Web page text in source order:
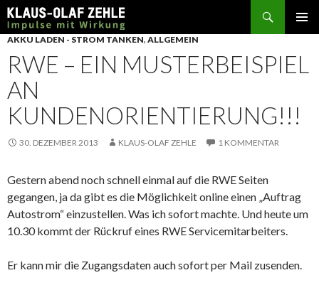
Suchen
SPRINGE
ZUM
INHALT
AKKU LADEN - STROM TANKEN, ALLGEMEIN
RWE – EIN MUSTERBEISPIEL
AN
KUNDENORIENTIERUNG!!!
30. DEZEMBER 2013 KLAUS-OLAF ZEHLE 1 KOMMENTAR
Gestern abend noch schnell einmal auf die RWE Seiten
gegangen, ja da gibt es die Möglichkeit online einen „Auftrag
Autostrom“ einzustellen. Was ich sofort machte. Und heute um
10.30 kommt der Rückruf eines RWE Servicemitarbeiters.
Er kann mir die Zugangsdaten auch sofort per Mail zusenden.